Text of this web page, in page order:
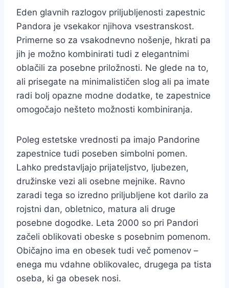
Eden glavnih razlogov priljubljenosti zapestnic
Pandora je vsekakor njihova vsestranskost.
Primerne so za vsakodnevno nošenje, hkrati pa
jih je možno kombinirati tudi z elegantnimi
oblačili za posebne priložnosti. Ne glede na to,
ali prisegate na minimalističen slog ali pa imate
radi bolj opazne modne dodatke, te zapestnice
omogočajo nešteto možnosti kombiniranja.
Poleg estetske vrednosti pa imajo Pandorine
zapestnice tudi poseben simbolni pomen.
Lahko predstavljajo prijateljstvo, ljubezen,
družinske vezi ali osebne mejnike. Ravno
zaradi tega so izredno priljubljene kot darilo za
rojstni dan, obletnico, matura ali druge
posebne dogodke. Leta 2000 so pri Pandori
začeli oblikovati obeske s posebnim pomenom.
Običajno ima en obesek tudi več pomenov –
enega mu vdahne oblikovalec, drugega pa tista
oseba, ki ga obesek nosi.